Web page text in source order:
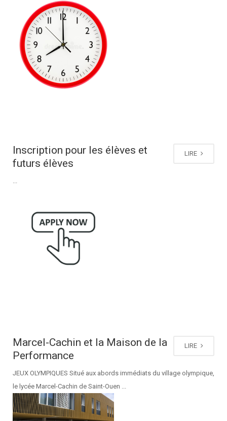
LIRE
Inscription pour les élèves et
futurs élèves
LIRE
Marcel-Cachin et la Maison de la
Performance
JEUX OLYMPIQUES Situé aux abords immédiats du village olympique,
le lycée Marcel-Cachin de Saint-Ouen ...